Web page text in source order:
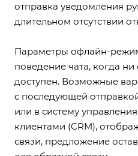
отправка уведомления
длительном отсутствии
Параметры офлайн-
поведение чата, когда
доступен. Возможные
с последующей
или в систему
клиентами (CRM),
связи, предложение